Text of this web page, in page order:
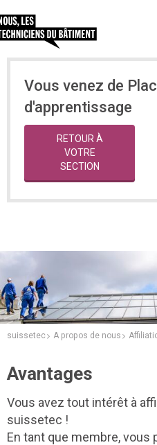
Vous venez de
d'apprentissage
RETOUR À
VOTRE
SECTION
suissetec A propos de nous
Avantages
Vous avez tout intérêt à
suissetec !
En tant que membre,